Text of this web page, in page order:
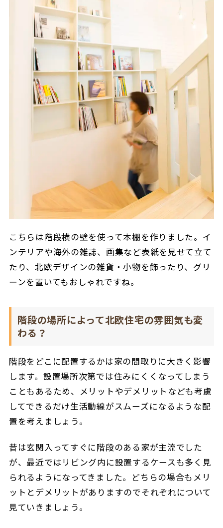
こちらは階段横の壁を使って本棚を作りました。イ
ンテリアや海外の雑誌、画集など表紙を見せて立て
たり、北欧デザインの雑貨・小物を飾ったり、グリ
ーンを置いてもおしゃれですね。
階段の場所によって北欧住宅の雰囲気も変
わる？
階段をどこに配置するかは家の間取りに大きく影響
します。設置場所次第では住みにくくなってしまう
こともあるため、メリットやデメリットなども考慮
してできるだけ生活動線がスムーズになるような配
置を考えましょう。
昔は玄関入ってすぐに階段のある家が主流でした
が、最近ではリビング内に設置するケースも多く見
られるようになってきました。どちらの場合もメリ
ットとデメリットがありますのでそれぞれについて
見ていきましょう。